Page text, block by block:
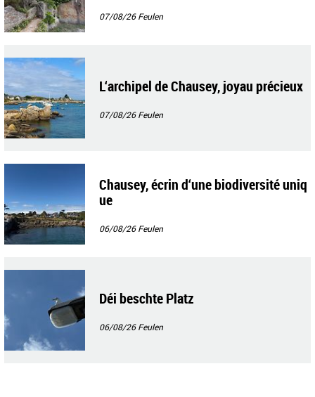
07/08/26Feulen
L‘archipel de Chausey, joyau précieux
07/08/26Feulen
Chausey, écrin d‘une biodiversité uniq
ue
06/08/26Feulen
Déi beschte Platz
06/08/26Feulen